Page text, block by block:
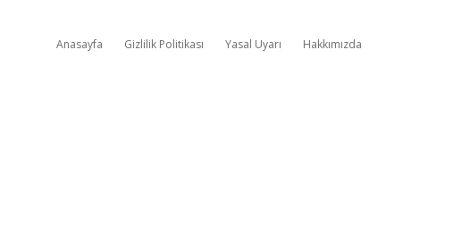
Anasayfa Gizlilik Politikası Yasal Uyarı Hakkımızda